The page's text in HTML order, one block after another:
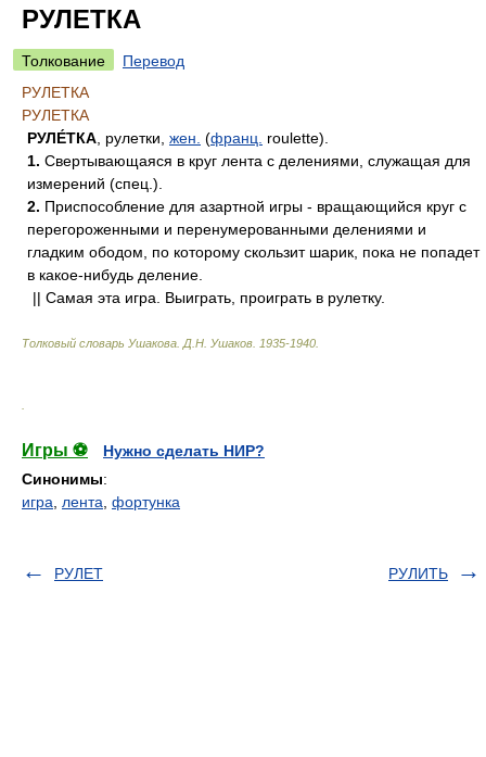
РУЛЕТКА
Толкование
Перевод
РУЛЕТКА
РУЛЕТКА
РУЛЕ́ТКА , рулетки, жен. (франц.
roulette).
1. Свертывающаяся в круг лента с делениями, служащая для
измерений (спец.).
2. Приспособление для азартной игры - вращающийся круг с
перегороженными и перенумерованными делениями и
гладким ободом, по которому скользит шарик, пока не попадет
в какое-нибудь деление.
|| Самая эта игра. Выиграть, проиграть в рулетку.
Толковый словарь Ушакова Д.Н. Ушаков. 1935-1940
Игры ⚽
Нужно сделать НИР?
Синонимы:
игра
лента фортунка
РУЛЕТ РУЛИТЬ